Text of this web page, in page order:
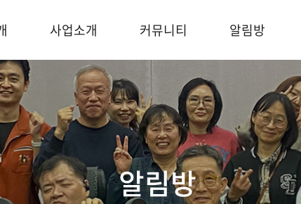
사업소개 커뮤니티 알림방
알림방